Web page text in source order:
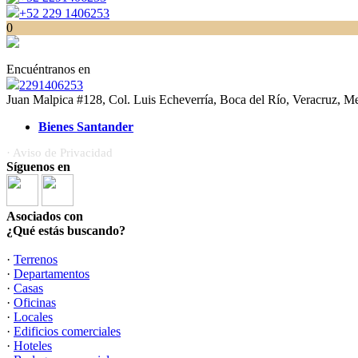
+52 229 1406253
0
Encuéntranos en
2291406253
Juan Malpica #128, Col. Luis Echeverría, Boca del Río, Veracruz,
Bienes Santander
· Aviso de Privacidad
Síguenos en
Asociados con
¿Qué estás buscando?
· Terrenos
· Departamentos
· Casas
· Oficinas
· Locales
· Edificios comerciales
· Hoteles